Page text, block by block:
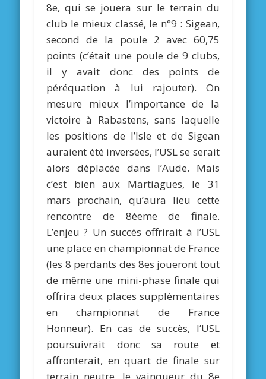
8e, qui se jouera sur le terrain du
club le mieux classé, le n°9 : Sigean,
second de la poule 2 avec 60,75
points (c’était une poule de 9 clubs,
il y avait donc des points de
péréquation à lui rajouter). On
mesure mieux l’importance de la
victoire à Rabastens, sans laquelle
les positions de l’Isle et de Sigean
auraient été inversées, l’USL se serait
alors déplacée dans l’Aude. Mais
c’est bien aux Martiagues, le 31
mars prochain, qu’aura lieu cette
rencontre de 8èeme de finale.
L’enjeu ? Un succès offrirait à l’USL
une place en championnat de France
(les 8 perdants des 8es joueront tout
de même une mini-phase finale qui
offrira deux places supplémentaires
en championnat de France
Honneur). En cas de succès, l’USL
poursuivrait donc sa route et
affronterait, en quart de finale sur